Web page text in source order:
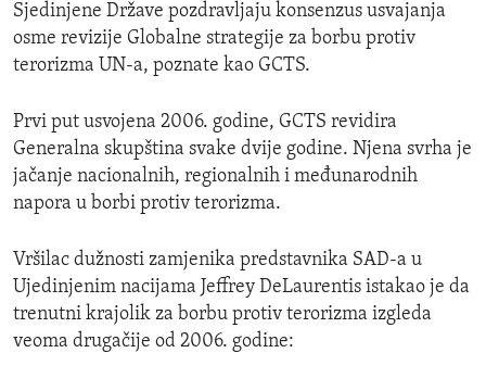
Sjedinjene Države pozdravljaju konsenzus usvajanja
osme revizije Globalne strategije za borbu protiv
terorizma UN-a, poznate kao GCTS.
Prvi put usvojena 2006. godine, GCTS revidira
Generalna skupština svake dvije godine. Njena svrha je
jačanje nacionalnih, regionalnih i međunarodnih
napora u borbi protiv terorizma.
Vršilac dužnosti zamjenika predstavnika SAD-a u
Ujedinjenim nacijama Jeffrey DeLaurentis istakao je da
trenutni krajolik za borbu protiv terorizma izgleda
veoma drugačije od 2006. godine: